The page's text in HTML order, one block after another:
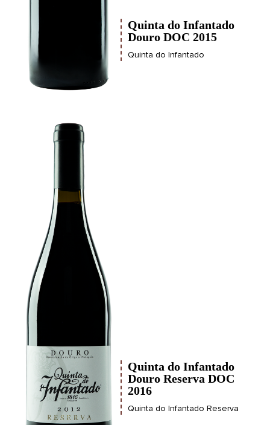
Quinta do Infantado
Douro DOC 2015
Quinta do Infantado
Quinta do Infantado
Douro Reserva DOC
2016
Quinta do Infantado Reserva